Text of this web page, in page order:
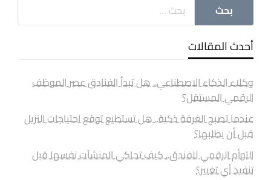
أحدث المقالات
وكلاء الذكاء الاصطناعي.. هل تبدأ الفنادق عصر الموظف
الرقمي المستقل؟
عندما تصبح الغرفة ذكية.. هل تستطيع توقع احتياجات النزيل
قبل أن يطلبها؟
التوأم الرقمي للفندق.. كيف تحاكي المنشآت نفسها قبل
تنفيذ أي تغيير؟